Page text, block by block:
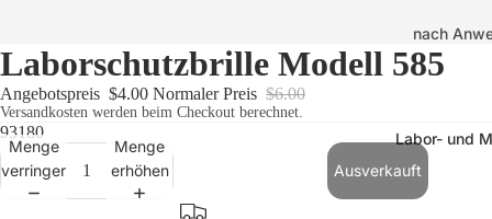
nach
Kryo-
Labor-
(-20°C
Labor- und
Laborschutzbrille Modell 585
Angebotspreis $4.00 Normaler Preis $6.00
Versandkosten werden beim Checkout berechnet.
93180
Menge
verringern
Menge
erhöhen
Ausverkauft